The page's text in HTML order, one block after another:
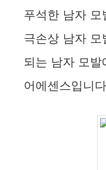
푸석한 남자
극손상 남자
되는 남자 모발
어에센스입니